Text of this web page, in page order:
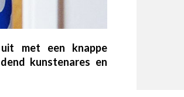
met een knappe
kunstenares en